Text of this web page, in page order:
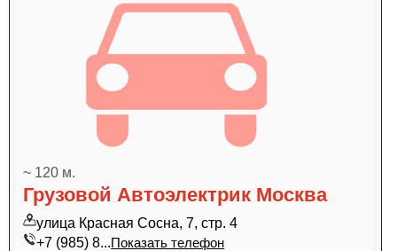
~ 120 м.
Грузовой Автоэлектрик Москва
улица Красная Сосна, 7, стр. 4
+7 (985) 8...Показать телефон